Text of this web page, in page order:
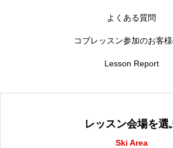
よくある質問
コブレッスン参加のお客
Lesson Report
レッスン会場を選
Ski Area